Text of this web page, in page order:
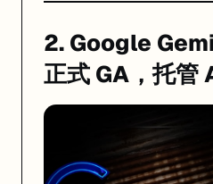
Anthropic 宣布从 6 月 15 日起对
这一变化的核心逻辑在于：Anthropic
如果你日常使用 Claude Code 仅是
Anthropic News
2. Google
正式 GA，托管